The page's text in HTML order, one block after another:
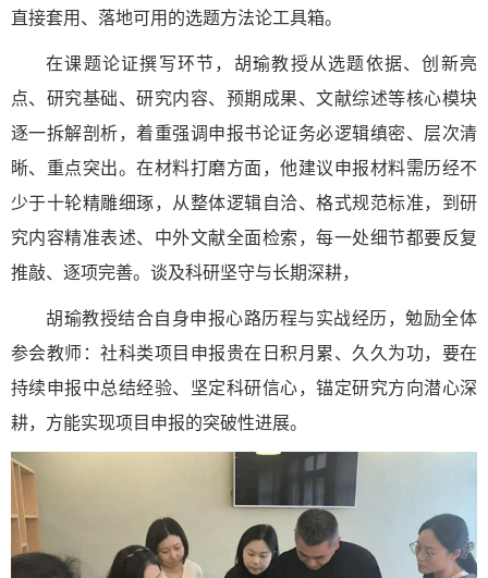
直接套用、落地可用的选题方法论工具箱。
在课题论证撰写环节，胡瑜教授从选题依据、创新亮
点、研究基础、研究内容、预期成果、文献综述等核心模块
逐一拆解剖析，着重强调申报书论证务必逻辑缜密、层次清
晰、重点突出。在材料打磨方面，他建议申报材料需历经不
少于十轮精雕细琢，从整体逻辑自洽、格式规范标准，到研
究内容精准表述、中外文献全面检索，每一处细节都要反复
推敲、逐项完善。谈及科研坚守与长期深耕，
胡瑜教授结合自身申报心路历程与实战经历，勉励全体
参会教师：社科类项目申报贵在日积月累、久久为功，要在
持续申报中总结经验、坚定科研信心，锚定研究方向潜心深
耕，方能实现项目申报的突破性进展。